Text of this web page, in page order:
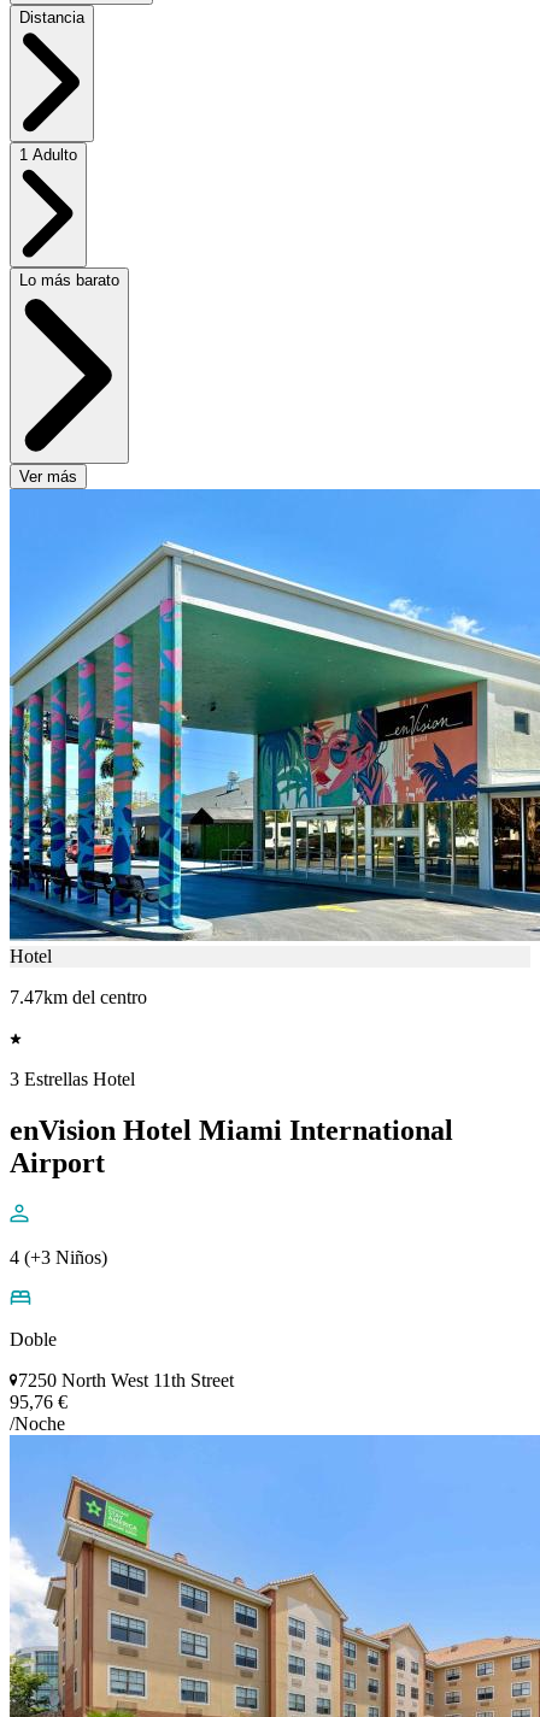
Distancia
1 Adulto
Lo más barato
Ver más
Hotel
7.47km del centro
3 Estrellas Hotel
enVision Hotel Miami International
Airport
4 (+3 Niños)
Doble
7250 North West 11th Street
95,76 €
/Noche